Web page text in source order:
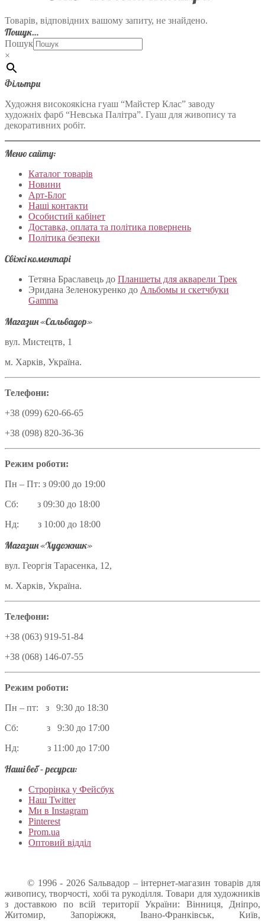
Товарів, відповідних вашому запиту, не знайдено.
Пошук…
Пошук
×
Фільтри
Художня високоякісна гуаш “Майстер Клас” заводу
художніх фарб “Невська Палітра”. Гуаш для живопису та
декоративних робіт.
Меню сайту:
Каталог товарів
Новини
Арт-Блог
Наші контакти
Особистий кабінет
Доставка, оплата та політика повернень
Політика безпеки
Свіжі коментарі
Тетяна Браславець до Планшеты для акварели Трек
Эридана Зеленокуренко до Альбомы и скетчбуки
Gamma
Магазин «Сальвадор»
вул. Мистецтв, 1
м. Харків, Україна.
Телефони:
+38 (099) 620-66-65
+38 (098) 820-36-36
Режим роботи:
Пн – Пт: з 09:00 до 19:00
Сб: з 09:30 до 18:00
Нд: з 10:00 до 18:00
Магазин «Художник»
вул. Георгія Тарасенка, 12,
м. Харків, Україна.
Телефони:
+38 (063) 919-51-84
+38 (068) 146-07-55
Режим роботи:
Пн – пт: з 9:30 до 18:30
Сб: з 9:30 до 17:00
Нд: з 11:00 до 17:00
Наші веб – ресурси:
Строрінка у Фейсбук
Наш Twitter
Ми в Instagram
Pinterest
Prom.ua
Оптовий відділ
© 1996 - 2026 Sальвадор – інтернет-магазин товарів для
живопису, творчості, хобі та рукоділля. Товари для художників
з доставкою по всій території України: Вінниця, Дніпро,
Житомир, Запоріжжя, Івано-Франківськ, Київ,